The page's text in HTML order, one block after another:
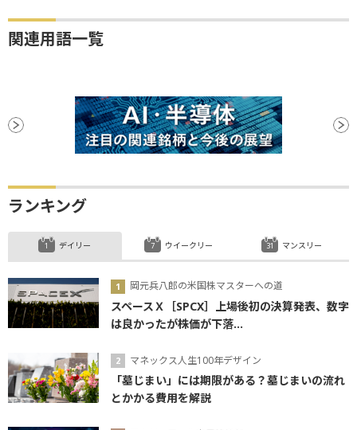
関連用語一覧
ランキング
デイリー
岡元兵八郎の米国株マスターへの道
スペースＸ［SPCX］上場後初の決算発表、数字
は良かったが株価が下落...
マネックス人生100年デザイン
「墓じまい」には期限がある？墓じまいの流れ
とかかる費用を解説
ウイークリー マンスリー